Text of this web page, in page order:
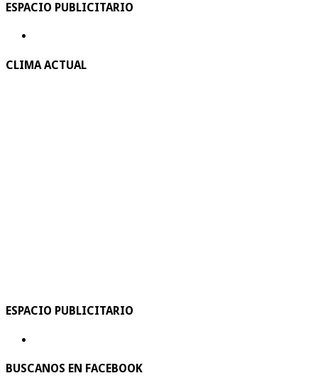
ESPACIO PUBLICITARIO
CLIMA ACTUAL
ESPACIO PUBLICITARIO
BUSCANOS EN FACEBOOK